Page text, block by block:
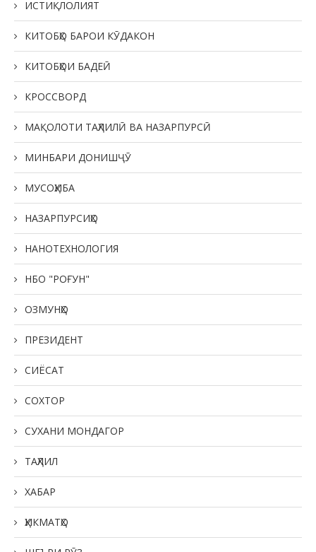
ИСТИҚЛОЛИЯТ
КИТОБҲО БАРОИ КӮДАКОН
КИТОБҲОИ БАДЕӢ
КРОССВОРД
МАҚОЛОТИ ТАҲЛИЛӢ ВА НАЗАРПУРСӢ
МИНБАРИ ДОНИШҶӮ
МУСОҲИБА
НАЗАРПУРСИҲО
НАНОТЕХНОЛОГИЯ
НБО "РОҒУН"
ОЗМУНҲО
ПРЕЗИДЕНТ
СИЁСАТ
СОХТОР
СУХАНИ МОНДАГОР
ТАҲЛИЛ
ХАБАР
ҲИКМАТҲО